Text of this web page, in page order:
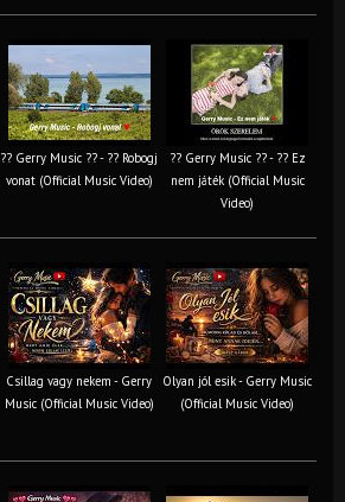
?? Gerry Music ?? - ?? Robogj
vonat (Official Music Video)
?? Gerry Music ?? - ?? Ez
nem játék (Official Music
Video)
Csillag vagy nekem - Gerry
Music (Official Music Video)
Olyan jól esik - Gerry Music
(Official Music Video)